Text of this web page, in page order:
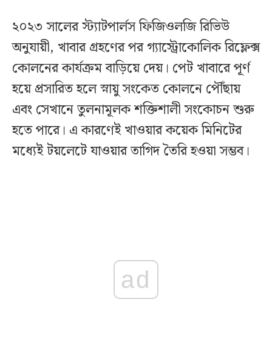
২০২৩ সালের স্ট্যাটপার্লস ফিজিওলজি রিভিউ
অনুযায়ী, খাবার গ্রহণের পর গ্যাস্ট্রোকোলিক রিফ্লেক্স
কোলনের কার্যক্রম বাড়িয়ে দেয়। পেট খাবারে পূর্ণ
হয়ে প্রসারিত হলে স্নায়ু সংকেত কোলনে পৌঁছায়
এবং সেখানে তুলনামূলক শক্তিশালী সংকোচন শুরু
হতে পারে। এ কারণেই খাওয়ার কয়েক মিনিটের
মধ্যেই টয়লেটে যাওয়ার তাগিদ তৈরি হওয়া সম্ভব।
ad